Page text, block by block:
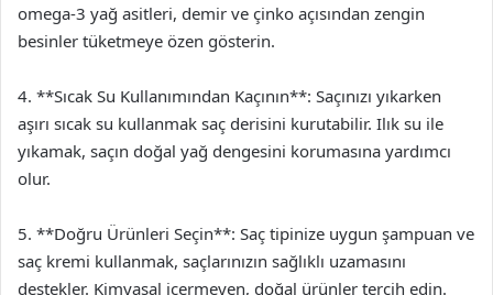
omega-3 yağ asitleri, demir ve çinko açısından zengin
besinler tüketmeye özen gösterin.
4. **Sıcak Su Kullanımından Kaçının**: Saçınızı yıkarken
aşırı sıcak su kullanmak saç derisini kurutabilir. Ilık su ile
yıkamak, saçın doğal yağ dengesini korumasına yardımcı
olur.
5. **Doğru Ürünleri Seçin**: Saç tipinize uygun şampuan ve
saç kremi kullanmak, saçlarınızın sağlıklı uzamasını
destekler. Kimyasal içermeyen, doğal ürünler tercih edin.